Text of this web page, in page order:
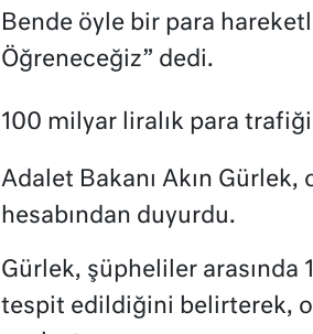
Bende öyle bir para
Öğreneceğiz” dedi.
100 milyar liralık para trafiği
Adalet Bakanı Akın
hesabından duyurdu.
Gürlek, şüpheliler arasında
tespit edildiğini belirterek,